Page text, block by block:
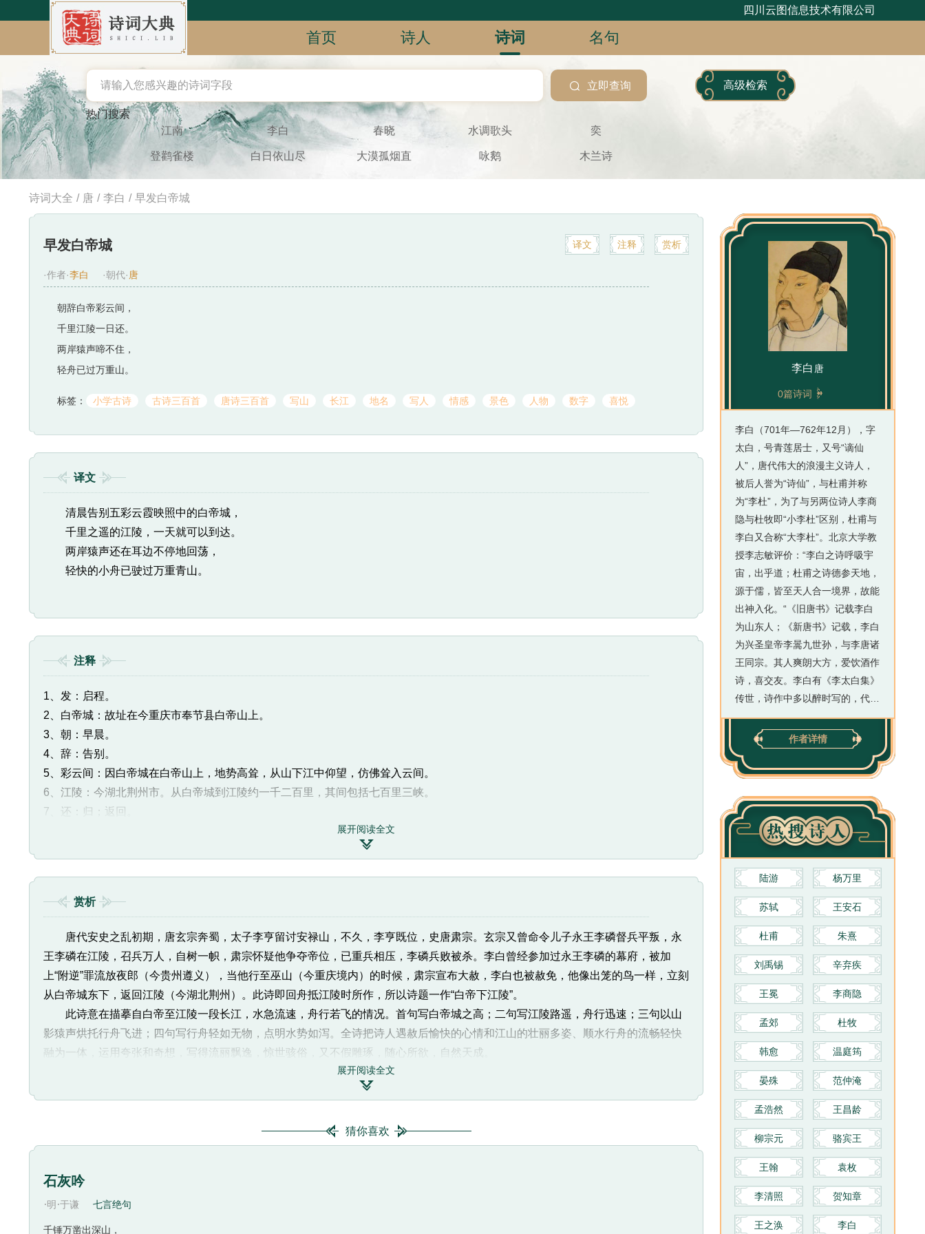
四川云图信息技术有限公司
首页 诗人 诗词 名句
立即查询 高级检索
热门搜索
江南
李白 春晓 水调歌头 奕
登鹳雀楼 白日依山尽 大漠孤烟直 咏鹅 木兰诗
诗词大全 / 唐 / 李白 / 早发白帝城
早发白帝城
·作者·李白 ·朝代· 唐
译文 注释 赏析
朝辞白帝彩云间，
千里江陵一日还。
两岸猿声啼不住，
轻舟已过万重山。
标签： 小学古诗 古诗三百首 唐诗三百首 写山 长江 地名 写人 情感 景色 人物 数字 喜悦
译文
清晨告别五彩云霞映照中的白帝城，
千里之遥的江陵，一天就可以到达。
两岸猿声还在耳边不停地回荡，
轻快的小舟已驶过万重青山。
注释
1、发：启程。
2、白帝城：故址在今重庆市奉节县白帝山上。
3、朝：早晨。
4、辞：告别。
5、彩云间：因白帝城在白帝山上，地势高耸，从山下江中仰望，仿佛耸入云间。
6、江陵：今湖北荆州市。从白帝城到江陵约一千二百里，其间包括七百里三峡。
7、还：归；返回。
展开阅读全文

赏析
唐代安史之乱初期，唐玄宗奔蜀，太子李亨留讨安禄山，不久，李亨既位，史唐肃宗。玄宗又曾命令儿子永王李磷督兵平叛，永
王李磷在江陵，召兵万人，自树一帜，肃宗怀疑他争夺帝位，已重兵相压，李磷兵败被杀。李白曾经参加过永王李磷的幕府，被加
上“附逆”罪流放夜郎（今贵州遵义），当他行至巫山（今重庆境内）的时候，肃宗宣布大赦，李白也被赦免，他像出笼的鸟一样，立刻
从白帝城东下，返回江陵（今湖北荆州）。此诗即回舟抵江陵时所作，所以诗题一作“白帝下江陵”。
此诗意在描摹自白帝至江陵一段长江，水急流速，舟行若飞的情况。首句写白帝城之高；二句写江陵路遥，舟行迅速；三句以山
影猿声烘托行舟飞进；四句写行舟轻如无物，点明水势如泻。全诗把诗人遇赦后愉快的心情和江山的壮丽多姿、顺水行舟的流畅轻快
融为一体，运用夸张和奇想，写得流丽飘逸，惊世骇俗，又不假雕琢，随心所欲，自然天成。
“朝辞白帝彩云间”“彩云间”三字，描写白帝城地势之高，为全篇描写下水船走得快这一动态蓄势。“彩云间”的“间”字当作隔断之意，
诗人回望云霞之上的白帝城，以前的种种恍如隔世。一说形容白帝城之高，水行船速全在落差。如果不写白帝城之高，则无法体现出
迎送，才一一有着落。“彩云间”也是写早晨景色，显示出从晦暝转为光明的大好气象，而诗人便在这曙光初灿的时刻，怀着兴奋的心情
匆匆告别白帝城。
思。它不仅表现出诗人“一日”而行“千里”的痛快，也隐隐透露出遇赦的喜悦。江陵本非李白的家乡，而“还”字却亲切得如同回乡一样。
一个“还”字，暗处传神，值得读者细细玩味。
“两岸猿声啼不住”的境界更为神妙。古时长江三峡，“常有高猿长啸”。诗人说“啼不住”，是因为他乘坐飞快的轻舟行驶在长江上，
展开阅读全文

猜你喜欢
石灰吟
·明 ·于谦 七言绝句
千锤万凿出深山，
李白 唐
0篇诗词
李白（701年—762年12月），字
太白，号青莲居士，又号“谪仙
人”，唐代伟大的浪漫主义诗人，
被后人誉为“诗仙”，与杜甫并称
为“李杜”，为了与另两位诗人李商
隐与杜牧即“小李杜”区别，杜甫与
李白又合称“大李杜”。北京大学教
授李志敏评价：“李白之诗呼吸宇
宙，出乎道；杜甫之诗德参天地，
源于儒，皆至天人合一境界，故能
出神入化。“《旧唐书》记载李白
为山东人；《新唐书》记载，李白
为兴圣皇帝李暠九世孙，与李唐诸
王同宗。其人爽朗大方，爱饮酒作
诗，喜交友。李白有《李太白集》
传世，诗作中多以醉时写的，代表
作有《望庐山瀑布》《行路难》
《蜀道难》《将进酒》《明堂赋》
《早发白帝城》等多首。李白所作
词赋，宋人已有传记（如文莹《湘
艺术成就而言，“李白词”享有极为
崇高的地位。
作者详情
陆游 杨万里
苏轼 王安石
杜甫 朱熹
刘禹锡 辛弃疾
王冕 李商隐
孟郊 杜牧
韩愈 温庭筠
晏殊 范仲淹
孟浩然 王昌龄
柳宗元 骆宾王
王翰 袁枚
李清照 贺知章
王之涣 李白